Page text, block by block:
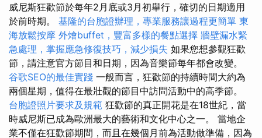
威尼斯狂歡節於每年2月底或3月初舉行，確切的日期適用
於前時期。 基隆的台胞證辦理，專業服務讓過程更簡單 東
海放鬆按摩 外燴buffet，豐富多樣的餐點選擇 牆壁漏水緊
急處理，掌握應急修復技巧，減少損失 如果您想參觀狂歡
節，請注意官方節目和日期，因為音樂節每年都會改變。
谷歌SEO的最佳實踐 一般而言，狂歡節的持續時間大約為
兩個星期，值得在最壯觀的節目中訪問活動中的高季節。
台胞證照片要求及規範 狂歡節的真正開花是在18世紀，當
時威尼斯已成為歐洲最大的藝術和文化中心之一。 當地企
業不僅在狂歡節期間，而且在幾個月前為活動做準備，因為